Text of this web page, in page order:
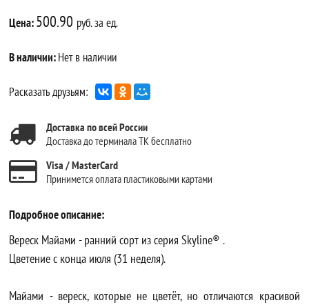
Цена:500.90 руб. за ед.
В наличии:Нет в наличии
Расказать друзьям:
Доставка по всей России
Доставка до терминала ТК бесплатно
Visa / MasterCard
Принимется оплата пластиковыми картами
Подробное описание:
Вереск Майами - ранний сорт из серия Skyline® .
Цветение с конца июля (31 неделя).
Майами - вереск, которые не цветёт, но отличаются красивой